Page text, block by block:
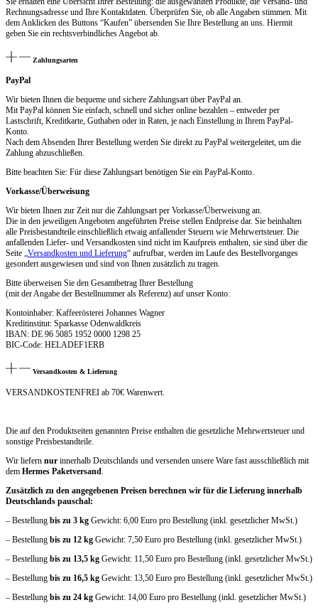
Rechnungsadresse und Ihre Kontaktdaten. Überprüfen Sie, ob alle Angaben stimmen. Mit
dem Anklicken des Buttons “Kaufen” übersenden Sie Ihre Bestellung an uns. Hiermit
geben Sie ein rechtsverbindliches Angebot ab.
Zahlungsarten
PayPal
Wir bieten Ihnen die bequeme und sichere Zahlungsart über PayPal an.
Mit PayPal können Sie einfach, schnell und sicher online bezahlen – entweder per
Lastschrift, Kreditkarte, Guthaben oder in Raten, je nach Einstellung in Ihrem PayPal-
Konto.
Nach dem Absenden Ihrer Bestellung werden Sie direkt zu PayPal weitergeleitet, um die
Zahlung abzuschließen.
Bitte beachten Sie: Für diese Zahlungsart benötigen Sie ein PayPal-Konto.
Vorkasse/Überweisung
Wir bieten Ihnen zur Zeit nur die Zahlungsart per Vorkasse/Überweisung an.
Die in den jeweiligen Angeboten angeführten Preise stellen Endpreise dar. Sie beinhalten
alle Preisbestandteile einschließlich etwaig anfallender Steuern wie Mehrwertsteuer. Die
anfallenden Liefer- und Versandkosten sind nicht im Kaufpreis enthalten, sie sind über die
Seite „Versandkosten und Lieferung“ aufrufbar, werden im Laufe des Bestellvorganges
gesondert ausgewiesen und sind von Ihnen zusätzlich zu tragen.
Bitte überweisen Sie den Gesamtbetrag Ihrer Bestellung
(mit der Angabe der Bestellnummer als Referenz) auf unser Konto:
Kontoinhaber: Kaffeerösterei Johannes Wagner
Kreditinstitut: Sparkasse Odenwaldkreis
IBAN: DE 96 5085 1952 0000 1298 25
BIC-Code: HELADEF1ERB
Versandkosten & Lieferung
VERSANDKOSTENFREI ab 70€ Warenwert.
Die auf den Produktseiten genannten Preise enthalten die gesetzliche Mehrwertsteuer und
sonstige Preisbestandteile.
Wir liefern nur innerhalb Deutschlands und versenden unsere Ware fast ausschließlich mit
dem Hermes Paketversand
Zusätzlich zu den angegebenen Preisen berechnen wir für die Lieferung innerhalb
Deutschlands pauschal:
– Bestellung bis zu 3 kg Gewicht: 6,00 Euro pro Bestellung (inkl. gesetzlicher MwSt.)
– Bestellung bis zu 12 kg Gewicht: 7,50 Euro pro Bestellung (inkl. gesetzlicher MwSt.)
– Bestellung bis zu 13,5 kg Gewicht: 11,50 Euro pro Bestellung (inkl. gesetzlicher MwSt.)
– Bestellung bis zu 16,5 kg Gewicht: 13,50 Euro pro Bestellung (inkl. gesetzlicher MwSt.)
– Bestellung bis zu 24 kg Gewicht: 14,00 Euro pro Bestellung (inkl. gesetzlicher MwSt.)